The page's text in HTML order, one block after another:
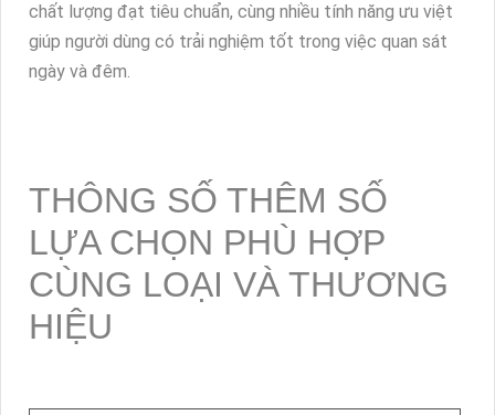
chất lượng đạt tiêu chuẩn, cùng nhiều tính năng ưu việt
giúp người dùng có trải nghiệm tốt trong việc quan sát
ngày và đêm.
THÔNG SỐ THÊM SỐ
LỰA CHỌN PHÙ HỢP
CÙNG LOẠI VÀ THƯƠNG
HIỆU